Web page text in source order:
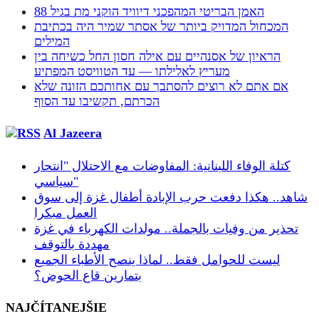
האמן הבריטי המהפכני דיוויד הוקני מת בגיל 88
המכחול המדויק ביותר של אסתר שמיר היה בכתיבת
המילים
הראיון של אסנהיים עם אילה חסון החל כשיחה בין
מעריץ לאלילתו — עד הטוויסט המפתיע
אם אתם לא רוצים להסתבך עם אחותכם הזונה שלא
הכרתם, תקשיבו עד הסוף
Al Jazeera
كتلة الوفاء اللبنانية: المفاوضات مع الاحتلال "انتحار
سياسي"
شاهد.. هكذا دفعت حرب الإبادة أطفال غزة إلى سوق
العمل مبكرا
تحذير من وفيات بالجملة.. مولدات الكهرباء في غزة
مهددة بالتوقف
ليست للحوامل فقط.. لماذا ينصح الأطباء الجميع
بتمارين قاع الحوض؟
NAJČÍTANEJŠIE